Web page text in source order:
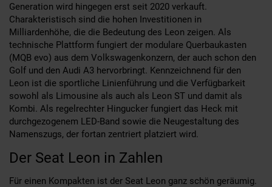
Generation wird hingegen erst seit 2020 verkauft.
Charakteristisch sind die hohen Investitionen in
Milliardenhöhe, die die Bedeutung des Leon zeigen. Als
technische Plattform fungiert der modulare Querbaukasten
(MQB evo) aus dem Volkswagenkonzern, der auch schon den
Golf und den Audi A3 hervorbringt. Kennzeichnend für den
Leon ist die sportliche Linienführung und die Verfügbarkeit
sowohl als Limousine als auch als Leon ST und damit als
Kombi. Als regelrechter Hingucker fungiert das Heck mit
durchgezogenem LED-Band sowie die Neugestaltung des
Namenszugs, der fortan zentriert platziert wird.
Der Seat Leon in Zahlen
Für einen Kompakten ist der Seat Leon ganz schön geräumig.